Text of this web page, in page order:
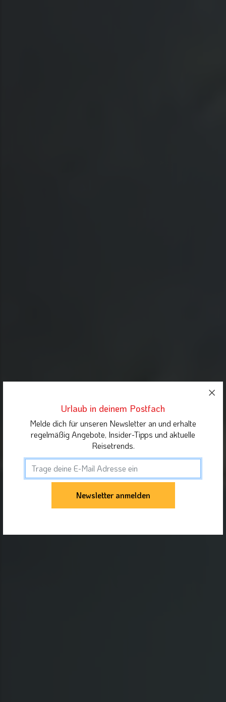
Urlaub in deinem Postfach
Melde dich für unseren Newsletter an und erhalte
regelmäßig Angebote, Insider-Tipps und aktuelle
Reisetrends.